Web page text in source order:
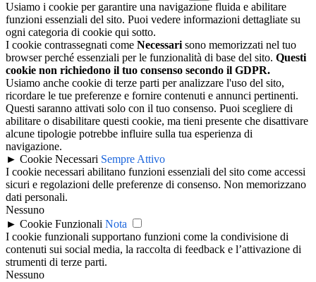
Usiamo i cookie per garantire una navigazione fluida e abilitare
funzioni essenziali del sito. Puoi vedere informazioni dettagliate su
ogni categoria di cookie qui sotto.
I cookie contrassegnati come Necessari sono memorizzati nel tuo
browser perché essenziali per le funzionalità di base del sito. Questi
cookie non richiedono il tuo consenso secondo il GDPR.
Usiamo anche cookie di terze parti per analizzare l'uso del sito,
ricordare le tue preferenze e fornire contenuti e annunci pertinenti.
Questi saranno attivati solo con il tuo consenso. Puoi scegliere di
abilitare o disabilitare questi cookie, ma tieni presente che disattivare
alcune tipologie potrebbe influire sulla tua esperienza di
navigazione.
► Cookie Necessari Sempre Attivo
I cookie necessari abilitano funzioni essenziali del sito come accessi
sicuri e regolazioni delle preferenze di consenso. Non memorizzano
dati personali.
Nessuno
► Cookie Funzionali Nota
I cookie funzionali supportano funzioni come la condivisione di
contenuti sui social media, la raccolta di feedback e l’attivazione di
strumenti di terze parti.
Nessuno